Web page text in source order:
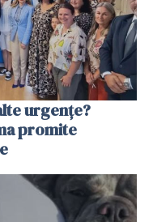
urgențe?
promite